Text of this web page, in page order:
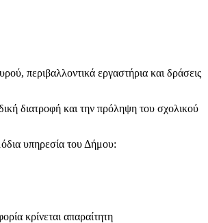
περιβαλλοντικά εργαστήρια και δράσεις
διατροφή και την πρόληψη του σχολικού
υπηρεσία του Δήμου:
κρίνεται απαραίτητη